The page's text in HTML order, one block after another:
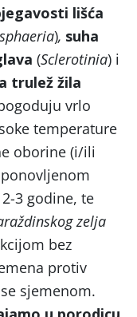
lišća
), suha
(Sclerotinia) i
trulež žila
vrlo
temperature
oborine (i/ili
3 godine, te
zelja
bez
protiv
sjemenom.